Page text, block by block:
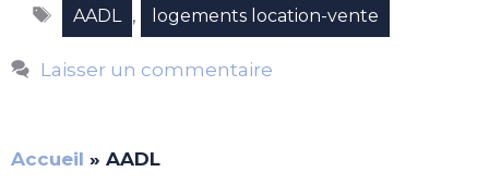
Étiquettes
AADL , logements location-vente
Laisser un commentaire
Accueil » AADL